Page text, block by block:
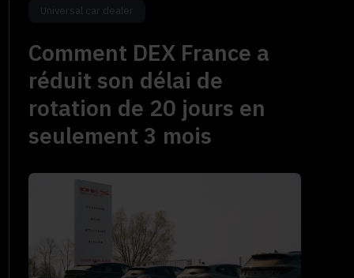
Universal car dealer
Comment DEX France a
réduit son délai de
rotation de 20 jours en
seulement 3 mois